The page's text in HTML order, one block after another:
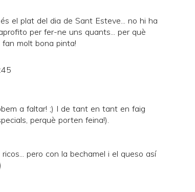
el plat del dia de Sant Esteve... no hi ha
per fer-ne uns quants... per què
molt bona pinta!
a faltar! ;) I de tant en tant en faig
perquè porten feina!).
pero con la bechamel i el queso así